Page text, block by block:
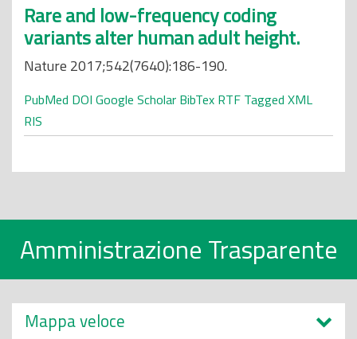
Rare and low-frequency coding
variants alter human adult height.
Nature 2017;542(7640):186-190.
PubMed DOI Google Scholar BibTex RTF Tagged XML
RIS
Amministrazione Trasparente
Mappa veloce